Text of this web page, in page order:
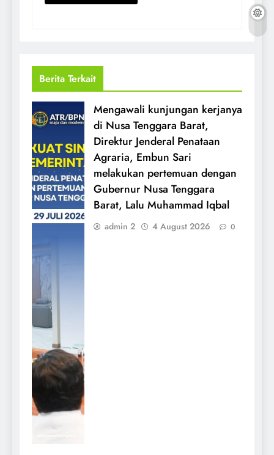
Berita Terkait
Mengawali kunjungan kerjanya
di Nusa Tenggara Barat,
Direktur Jenderal Penataan
Agraria, Embun Sari
melakukan pertemuan dengan
Gubernur Nusa Tenggara
Barat, Lalu Muhammad Iqbal
admin 2 4 August 2026 0